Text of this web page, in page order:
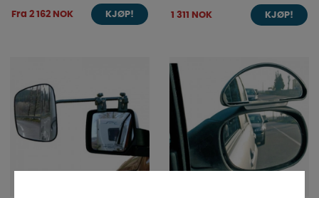
Fra 2 162 NOK KJØP! 1 311 NOK KJØP!